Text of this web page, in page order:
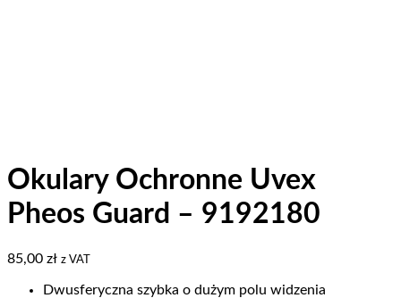
Okulary Ochronne Uvex
Pheos Guard – 9192180
85,00 zł z VAT
Dwusferyczna szybka o dużym polu widzenia